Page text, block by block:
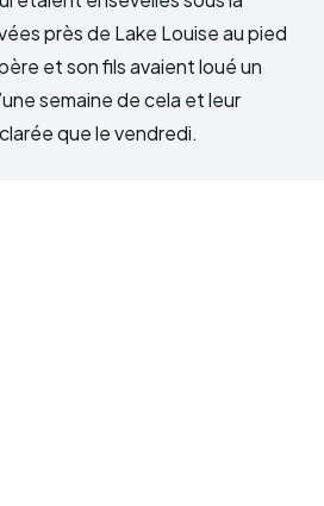
près de Lake Louise au pied
et son fils avaient loué un
semaine de cela et leur
que le vendredi.